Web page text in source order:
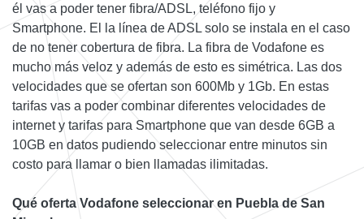
él vas a poder tener fibra/ADSL, teléfono fijo y
Smartphone. El la línea de ADSL solo se instala en el caso
de no tener cobertura de fibra. La fibra de Vodafone es
mucho más veloz y además de esto es simétrica. Las dos
velocidades que se ofertan son 600Mb y 1Gb. En estas
tarifas vas a poder combinar diferentes velocidades de
internet y tarifas para Smartphone que van desde 6GB a
10GB en datos pudiendo seleccionar entre minutos sin
costo para llamar o bien llamadas ilimitadas.
Qué oferta Vodafone seleccionar en Puebla de San